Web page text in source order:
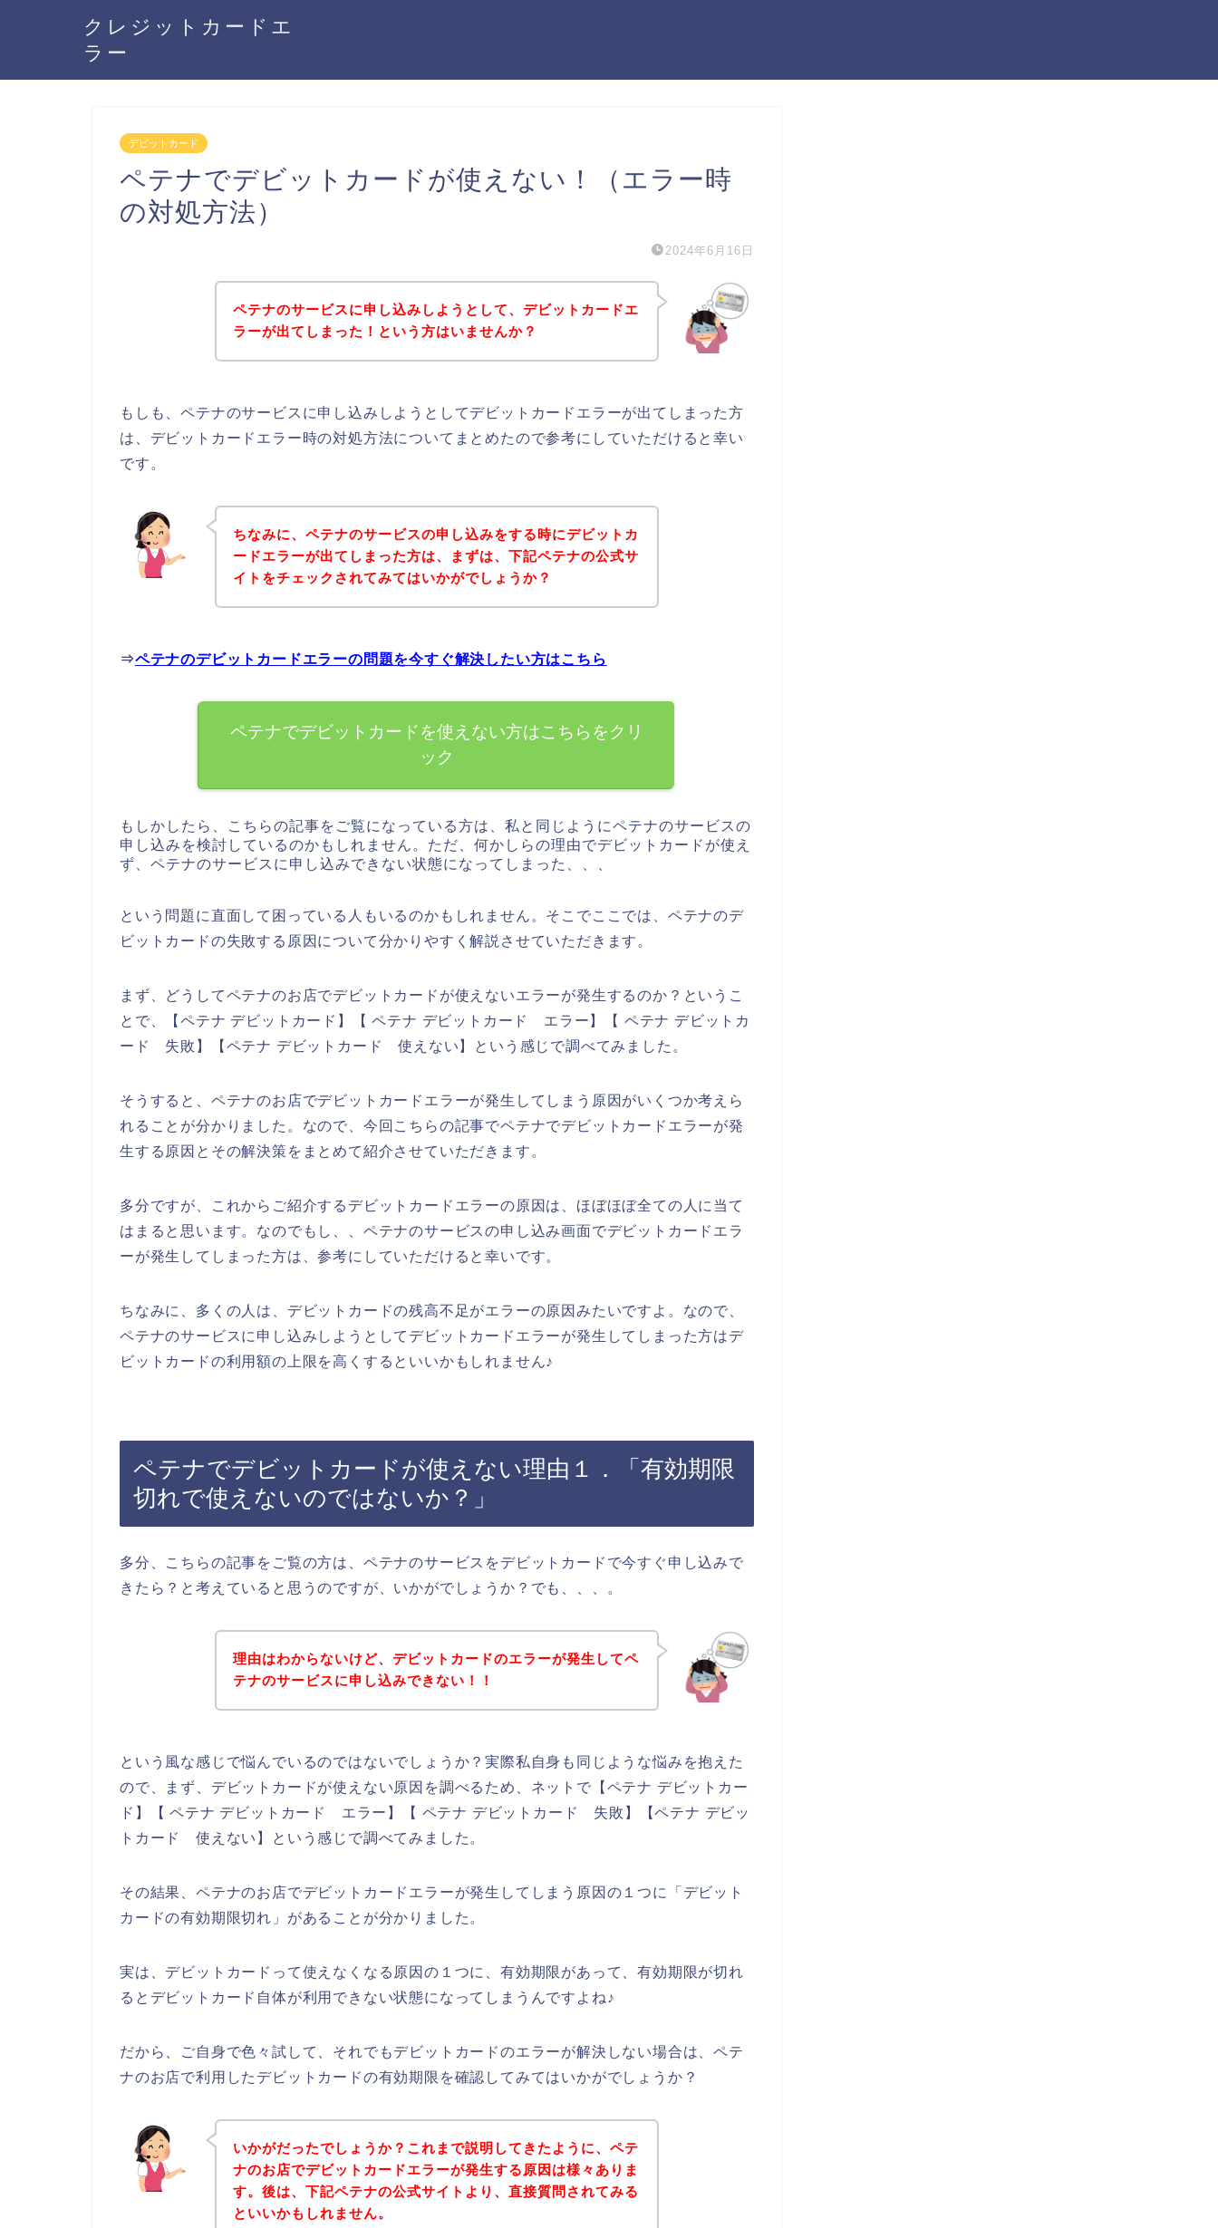
クレジットカードエ
ラー
デビットカード
ペテナでデビットカードが使えない！（エラー時
の対処方法）
2024年6月16日
ペテナのサービスに申し込みしようとして、デビットカードエ
ラーが出てしまった！という方はいませんか？
もしも、ペテナのサービスに申し込みしようとしてデビットカードエラーが出てしまった方
は、デビットカードエラー時の対処方法についてまとめたので参考にしていただけると幸い
です。
ちなみに、ペテナのサービスの申し込みをする時にデビットカ
ードエラーが出てしまった方は、まずは、下記ペテナの公式サ
イトをチェックされてみてはいかがでしょうか？
⇒ペテナのデビットカードエラーの問題を今すぐ解決したい方はこちら
ペテナでデビットカードを使えない方はこちらをクリ
ック
もしかしたら、こちらの記事をご覧になっている方は、私と同じようにペテナのサービスの
申し込みを検討しているのかもしれません。ただ、何かしらの理由でデビットカードが使え
ず、ペテナのサービスに申し込みできない状態になってしまった、、、
という問題に直面して困っている人もいるのかもしれません。そこでここでは、ペテナのデ
ビットカードの失敗する原因について分かりやすく解説させていただきます。
まず、どうしてペテナのお店でデビットカードが使えないエラーが発生するのか？というこ
とで、【ペテナ デビットカード】【 ペテナ デビットカード エラー】【 ペテナ デビットカ
ード 失敗】【ペテナ デビットカード 使えない】という感じで調べてみました。
そうすると、ペテナのお店でデビットカードエラーが発生してしまう原因がいくつか考えら
れることが分かりました。なので、今回こちらの記事でペテナでデビットカードエラーが発
生する原因とその解決策をまとめて紹介させていただきます。
多分ですが、これからご紹介するデビットカードエラーの原因は、ほぼほぼ全ての人に当て
はまると思います。なのでもし、、ペテナのサービスの申し込み画面でデビットカードエラ
ーが発生してしまった方は、参考にしていただけると幸いです。
ちなみに、多くの人は、デビットカードの残高不足がエラーの原因みたいですよ。なので、
ペテナのサービスに申し込みしようとしてデビットカードエラーが発生してしまった方はデ
ビットカードの利用額の上限を高くするといいかもしれません♪
ペテナでデビットカードが使えない理由１．「有効期限
切れで使えないのではないか？」
多分、こちらの記事をご覧の方は、ペテナのサービスをデビットカードで今すぐ申し込みで
きたら？と考えていると思うのですが、いかがでしょうか？でも、、、。
理由はわからないけど、デビットカードのエラーが発生してペ
テナのサービスに申し込みできない！！
という風な感じで悩んでいるのではないでしょうか？実際私自身も同じような悩みを抱えた
ので、まず、デビットカードが使えない原因を調べるため、ネットで【ペテナ デビットカー
ド】【 ペテナ デビットカード エラー】【 ペテナ デビットカード 失敗】【ペテナ デビッ
トカード 使えない】という感じで調べてみました。
その結果、ペテナのお店でデビットカードエラーが発生してしまう原因の１つに「デビット
カードの有効期限切れ」があることが分かりました。
実は、デビットカードって使えなくなる原因の１つに、有効期限があって、有効期限が切れ
るとデビットカード自体が利用できない状態になってしまうんですよね♪
だから、ご自身で色々試して、それでもデビットカードのエラーが解決しない場合は、ペテ
ナのお店で利用したデビットカードの有効期限を確認してみてはいかがでしょうか？
いかがだったでしょうか？これまで説明してきたように、ペテ
ナのお店でデビットカードエラーが発生する原因は様々ありま
す。後は、下記ペテナの公式サイトより、直接質問されてみる
といいかもしれません。